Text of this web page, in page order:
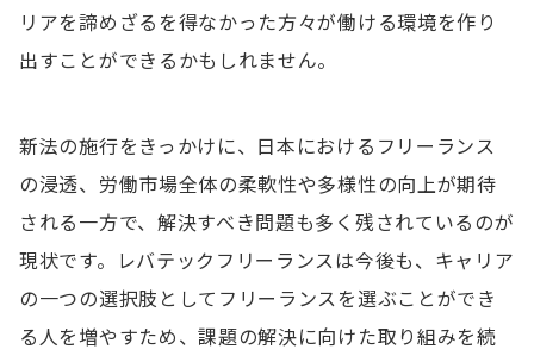
リアを諦めざるを得なかった方々が働ける環境を作り
出すことができるかもしれません。
新法の施行をきっかけに、日本におけるフリーランス
の浸透、労働市場全体の柔軟性や多様性の向上が期待
される一方で、解決すべき問題も多く残されているのが
現状です。レバテックフリーランスは今後も、キャリア
の一つの選択肢としてフリーランスを選ぶことができ
る人を増やすため、課題の解決に向けた取り組みを続